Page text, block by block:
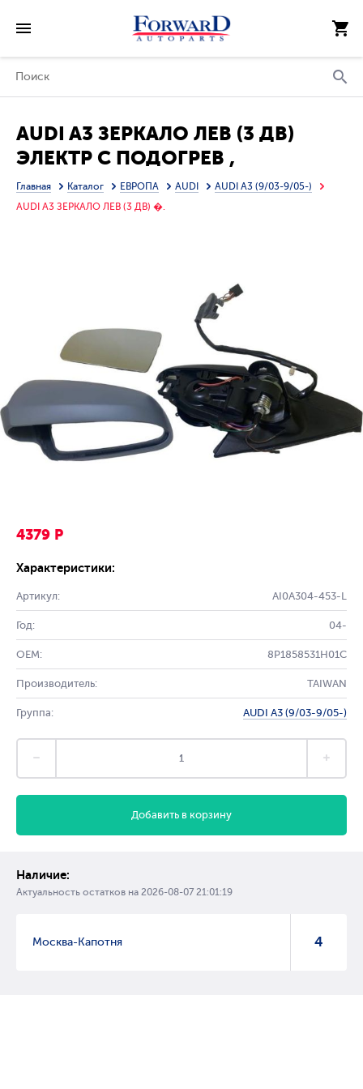
AUDI A3 ЗЕРКАЛО ЛЕВ (3 ДВ)
ЭЛЕКТР С ПОДОГРЕВ ,
АВТОСКЛАДЫВ (ASPHERICAL)
(ТАЙВАНЬ)
Главная Каталог ЕВРОПА AUDI
AUDI A3 (9/03-9/05-)
AUDI A3 ЗЕРКАЛО ЛЕВ (3 ДВ) �.
4379 Р
Характеристики:
Артикул: AI0A304-453-L
Год: 04-
OEM: 8P1858531H01C
Производитель: TAIWAN
Группа: AUDI A3 (9/03-9/05-)
Добавить в корзину
Наличие:
Актуальность остатков на 2026-08-07 21:01:19
Москва-Капотня 4